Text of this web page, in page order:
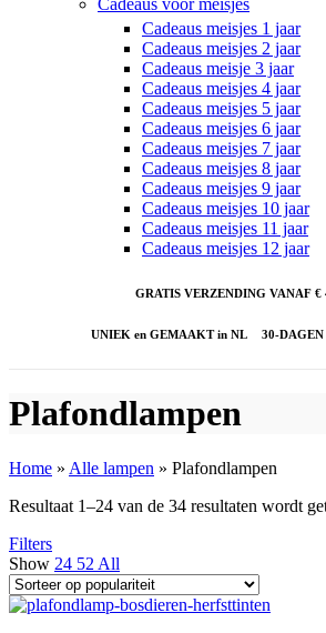
Cadeaus voor meisjes
Cadeaus meisjes 1 jaar
Cadeaus meisjes 2 jaar
Cadeaus meisje 3 jaar
Cadeaus meisjes 4 jaar
Cadeaus meisjes 5 jaar
Cadeaus meisjes 6 jaar
Cadeaus meisjes 7 jaar
Cadeaus meisjes 8 jaar
Cadeaus meisjes 9 jaar
Cadeaus meisjes 10 jaar
Cadeaus meisjes 11 jaar
Cadeaus meisjes 12 jaar
GRATIS VERZENDING VANAF €
UNIEK en GEMAAKT in NL 30-
Plafondlampen
Home » Alle lampen » Plafondlampen
Resultaat 1–24 van de 34 resultaten wordt
Filters
Show 24 52 All